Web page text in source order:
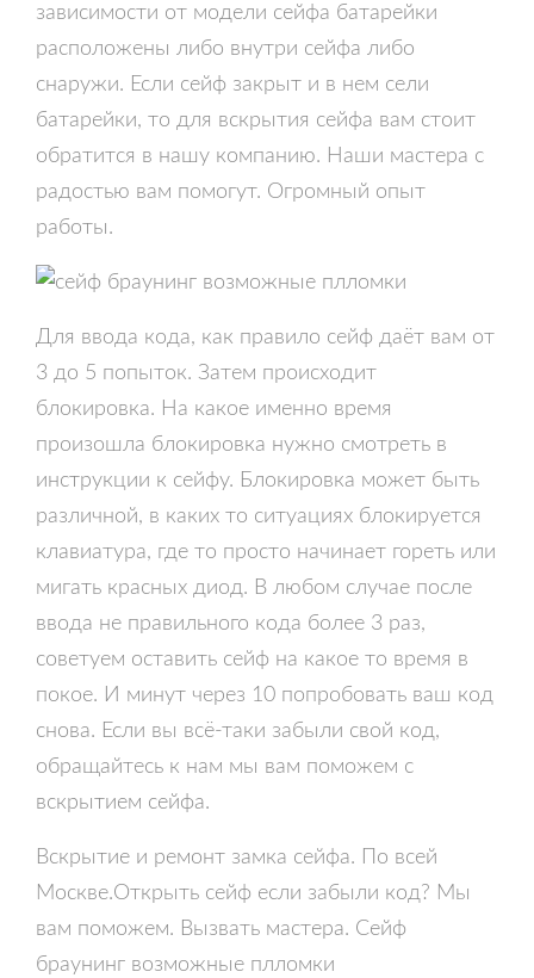
зависимости от модели сейфа батарейки
расположены либо внутри сейфа либо
снаружи. Если сейф закрыт и в нем сели
батарейки, то для вскрытия сейфа вам стоит
обратится в нашу компанию. Наши мастера с
радостью вам помогут. Огромный опыт
работы.
Для ввода кода, как правило сейф даёт вам от
3 до 5 попыток. Затем происходит
блокировка. На какое именно время
произошла блокировка нужно смотреть в
инструкции к сейфу. Блокировка может быть
различной, в каких то ситуациях блокируется
клавиатура, где то просто начинает гореть или
мигать красных диод. В любом случае после
ввода не правильного кода более 3 раз,
советуем оставить сейф на какое то время в
покое. И минут через 10 попробовать ваш код
снова. Если вы всё-таки забыли свой код,
обращайтесь к нам мы вам поможем с
вскрытием сейфа.
Вскрытие и ремонт замка сейфа. По всей
Москве.Открыть сейф если забыли код? Мы
вам поможем. Вызвать мастера. Сейф
браунинг возможные плломки